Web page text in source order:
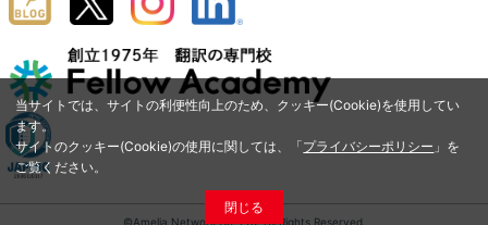
当サイトでは、サイトの利便性向上のため、クッキー(Cookie)を使用してい
ます。
サイトのクッキー(Cookie)の使用に関しては、「プライバシーポリシー 」を
ご覧ください。
閉じる
©Amelia Network Co.,Ltd. All Rights Reserved.